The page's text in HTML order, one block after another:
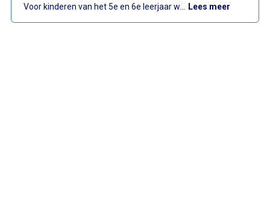
Voor kinderen van het 5e en 6e leerjaar w… Lees meer